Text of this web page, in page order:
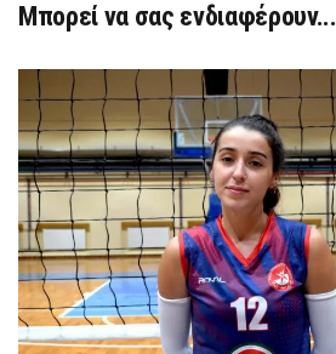
Μπορεί να σας ενδιαφέρουν...